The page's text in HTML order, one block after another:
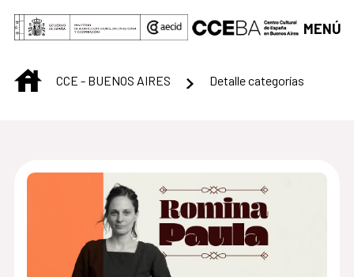
Saltar al contenido principal
MENÚ
INICIOCCE - BUENOS AIRES Detalle categorías